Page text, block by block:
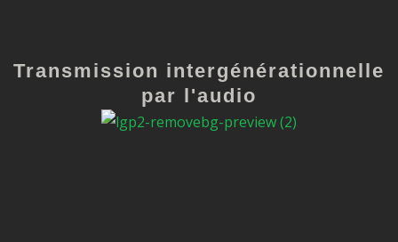
Transmission intergénérationnelle
par l'audio